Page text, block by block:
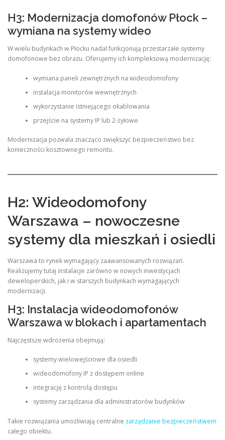
H3: Modernizacja domofonów Płock –
wymiana na systemy wideo
W wielu budynkach w Płocku nadal funkcjonują przestarzałe systemy
domofonowe bez obrazu. Oferujemy ich kompleksową modernizację:
wymiana paneli zewnętrznych na wideodomofony
instalacja monitorów wewnętrznych
wykorzystanie istniejącego okablowania
przejście na systemy IP lub 2-żyłowe
Modernizacja pozwala znacząco zwiększyć bezpieczeństwo bez
konieczności kosztownego remontu.
H2: Wideodomofony
Warszawa – nowoczesne
systemy dla mieszkań i osiedli
Warszawa to rynek wymagający zaawansowanych rozwiązań.
Realizujemy tutaj instalacje zarówno w nowych inwestycjach
deweloperskich, jak i w starszych budynkach wymagających
modernizacji.
H3: Instalacja wideodomofonów
Warszawa w blokach i apartamentach
Najczęstsze wdrożenia obejmują:
systemy wielowejściowe dla osiedli
wideodomofony IP z dostępem online
integrację z kontrolą dostępu
systemy zarządzania dla administratorów budynków
Takie rozwiązania umożliwiają centralne zarządzanie bezpieczeństwem
całego obiektu.